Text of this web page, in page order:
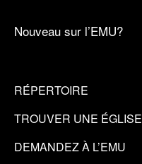
Nouveau sur l’EMU?
RÉPERTOIRE
TROUVER UNE ÉGLISE
DEMANDEZ À L’EMU